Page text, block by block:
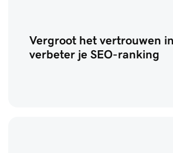
Vergroot het vertrouwen
verbeter je SEO-ranking